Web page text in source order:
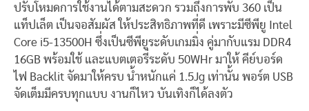
ปรับโหมดการใช้งานได้ตามสะดวก รวมถึงการพับ 360 เป็น
แท็ปเล็ต เป็นจอสัมผัส ให้ประสิทธิภาพที่ดี เพราะมีซีพียู Intel
Core i5-13500H ซึ่งเป็นซีพียูระดับเกมมิ่ง คู่มากับแรม DDR4
16GB พร้อมใช้ และแบตเตอรี่ระดับ 50WHr มาให้ คีย์บอร์ด
ไฟ Backlit จัดมาให้ครบ น้ำหนักแค่ 1.5Jg เท่านั้น พอร์ต USB
จัดเต็มมีครบทุกแบบ งานก็ไหว บันเทิงก็ได้ลงตัว